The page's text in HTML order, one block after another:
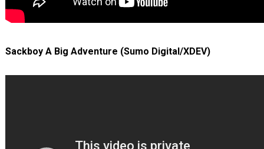
Sackboy A Big Adventure (Sumo Digital/XDEV)